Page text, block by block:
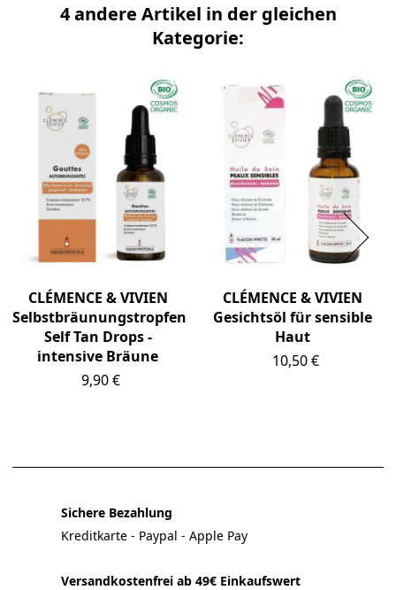
4 andere Artikel in der gleichen
Kategorie:
CLÉMENCE & VIVIEN
Selbstbräunungstropfen
Self Tan Drops -
intensive Bräune
Preis
9,90 €
CLÉMENCE & VIVIEN
Gesichtsöl für sensible
Haut
Preis
10,50 €
Sichere Bezahlung
Kreditkarte - Paypal - Apple Pay
Versandkostenfrei ab 49€ Einkaufswert